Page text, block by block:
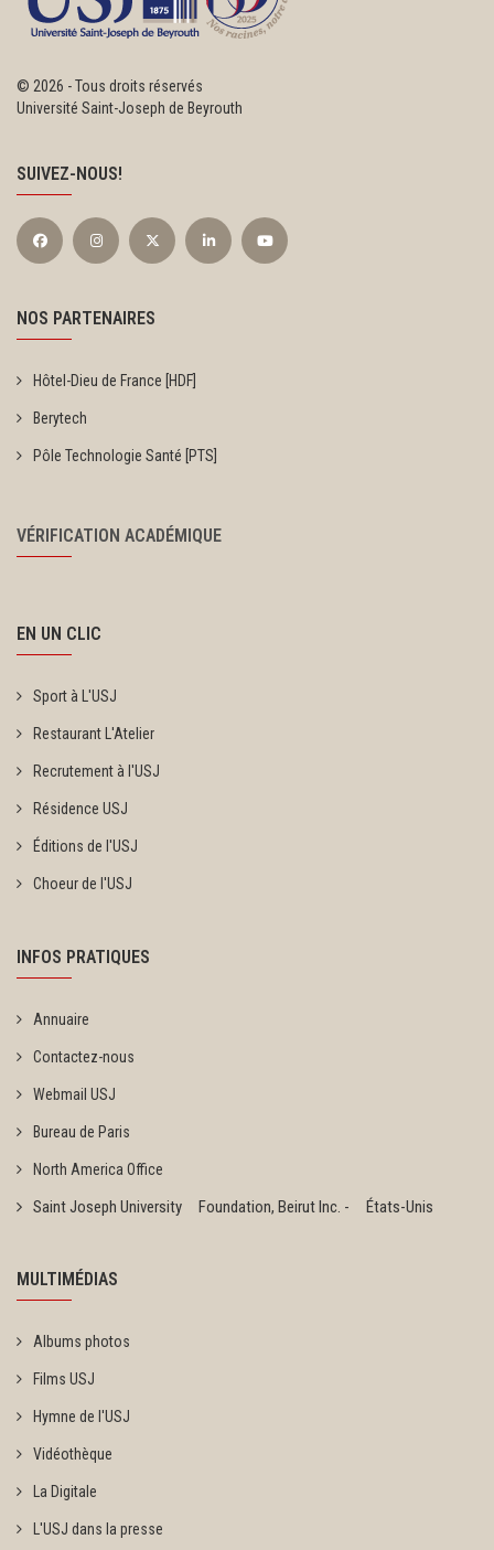
© 2026 - Tous droits réservés
Université Saint-Joseph de Beyrouth
SUIVEZ-NOUS!
NOS PARTENAIRES
Hôtel-Dieu de France [HDF]
Berytech
Pôle Technologie Santé [PTS]
VÉRIFICATION ACADÉMIQUE
EN UN CLIC
Sport à L'USJ
Restaurant L'Atelier
Recrutement à l'USJ
Résidence USJ
Éditions de l'USJ
Choeur de l'USJ
INFOS PRATIQUES
Annuaire
Contactez-nous
Webmail USJ
Bureau de Paris
North America Office
Saint Joseph University Foundation, Beirut Inc. - États-Unis
MULTIMÉDIAS
Albums photos
Films USJ
Hymne de l'USJ
Vidéothèque
La Digitale
L'USJ dans la presse